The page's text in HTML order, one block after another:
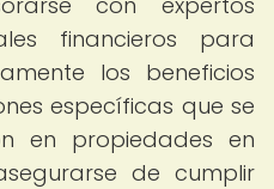
financieros para
los beneficios
específicas que se
en propiedades en
de cumplir